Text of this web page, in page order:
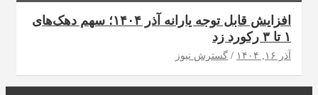
افزایش قابل توجه یارانه آذر ۱۴۰۴؛ سهم دهک‌های
۱ تا ۳ رکورد زد
آذر ۱۶, ۱۴۰۴ گسترش نیوز